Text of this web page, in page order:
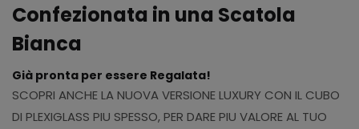
Confezionata in una Scatola
Bianca
Già pronta per essere Regalata!
SCOPRI ANCHE LA NUOVA VERSIONE LUXURY CON IL CUBO
DI PLEXIGLASS PIU SPESSO, PER DARE PIU VALORE AL TUO